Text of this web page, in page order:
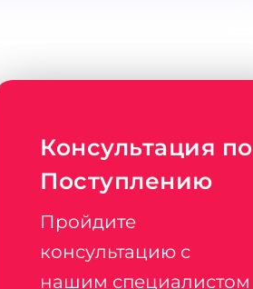
Консультация по
Поступлению
Пройдите
консультацию с
нашим специалистом